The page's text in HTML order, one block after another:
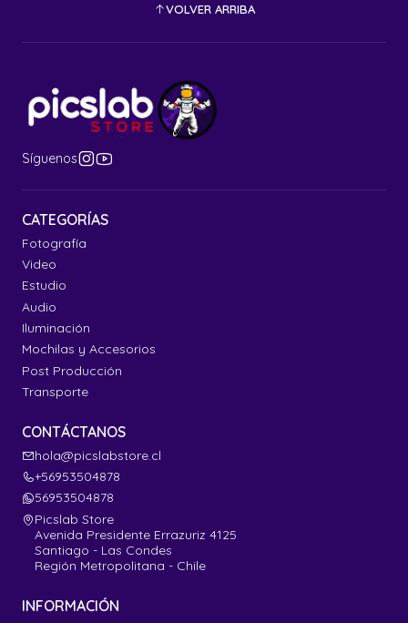
VOLVER ARRIBA
Síguenos
CATEGORÍAS
Fotografía
Video
Estudio
Audio
Iluminación
Mochilas y Accesorios
Post Producción
Transporte
CONTÁCTANOS
hola@picslabstore.cl
+56953504878
56953504878
Picslab Store
Avenida Presidente Errazuriz 4125
Santiago - Las Condes
Región Metropolitana - Chile
INFORMACIÓN